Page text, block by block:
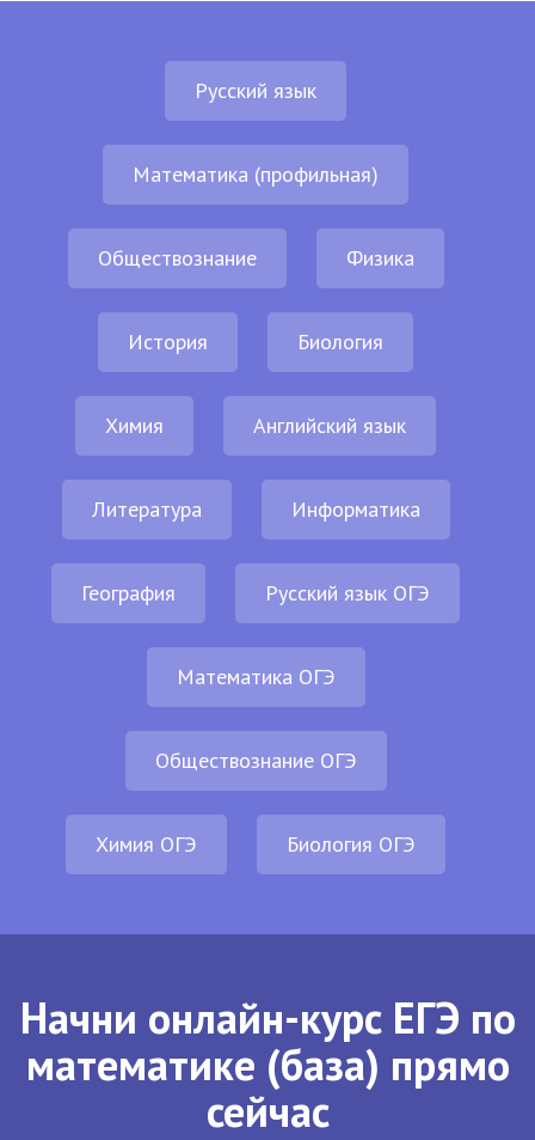
Русский язык
Математика (профильная)
Обществознание Физика
История Биология
Химия Английский язык
Литература Информатика
География Русский язык ОГЭ
Математика ОГЭ
Обществознание ОГЭ
Химия ОГЭ Биология ОГЭ
Начни онлайн-курс ЕГЭ по
математике (база) прямо
сейчас